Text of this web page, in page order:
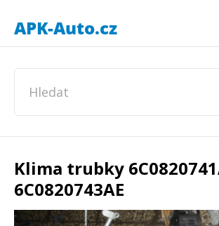
Klima trubky
6C0820743AE